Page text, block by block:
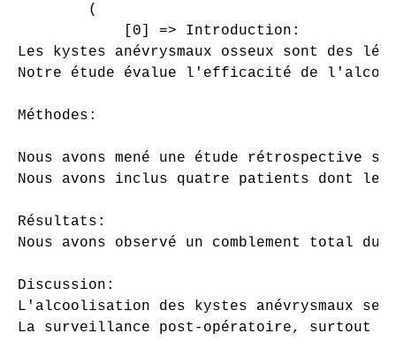
        (
            [0] => Introduction:
Les kystes anévrysmaux osseux sont des
Notre étude évalue l'efficacité de
Méthodes:
Nous avons mené une étude
Nous avons inclus quatre patients dont
Résultats:
Nous avons observé un comblement
Discussion:
L'alcoolisation des kystes anévrysmaux
La surveillance post-opératoire, surtout